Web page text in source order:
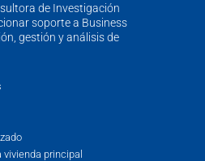
de Investigación
soporte a Business
gestión y análisis de
vivienda principal